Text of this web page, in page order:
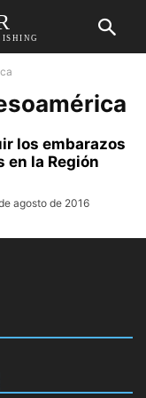
los embarazos
en la Región
agosto de 2016